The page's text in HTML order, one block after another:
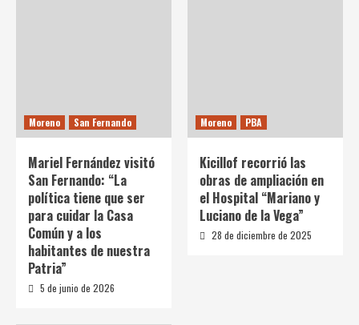
Moreno San Fernando
Mariel Fernández visitó
San Fernando: “La
política tiene que ser
para cuidar la Casa
Común y a los
habitantes de nuestra
Patria”
5 de junio de 2026
Moreno PBA
Kicillof recorrió las
obras de ampliación en
el Hospital “Mariano y
Luciano de la Vega”
28 de diciembre de 2025